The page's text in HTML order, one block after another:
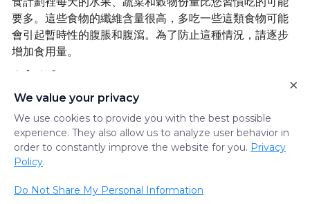
要多。這些食物的纖維含量很高，多吃一些這類食物可能
會引起暫時性的腹脹和腹瀉。為了防止這種情況，請逐步
增加食用量。
定期監測血壓，戒菸，通過規律的運動和合理的膳食來管
理體重-- 這些都有助於降低患心髒病的風險。您也可以聯
繫您的營養師，制定個性化的飲食計劃。
We value your privacy
We use cookies to provide you with the best possible
experience. They also allow us to analyze user behavior in
order to constantly improve the website for you. Privacy
Policy.
Do Not Share My Personal Information
×